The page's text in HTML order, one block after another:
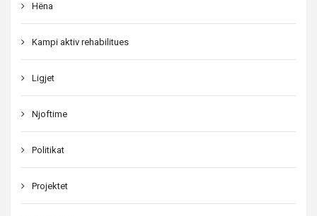
Hëna
Kampi aktiv rehabilitues
Ligjet
Njoftime
Politikat
Projektet